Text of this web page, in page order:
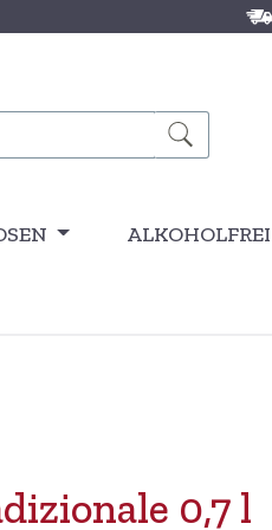
ALKOHOLFREI
0,7 l